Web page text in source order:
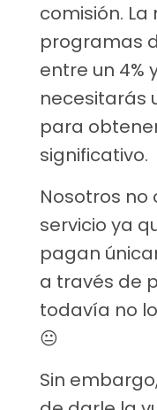
comisión.
programas
entre un 4%
necesitarás
para
significativo.
Nosotros
servicio ya
pagan
a través de
todavía no
😐
Sin